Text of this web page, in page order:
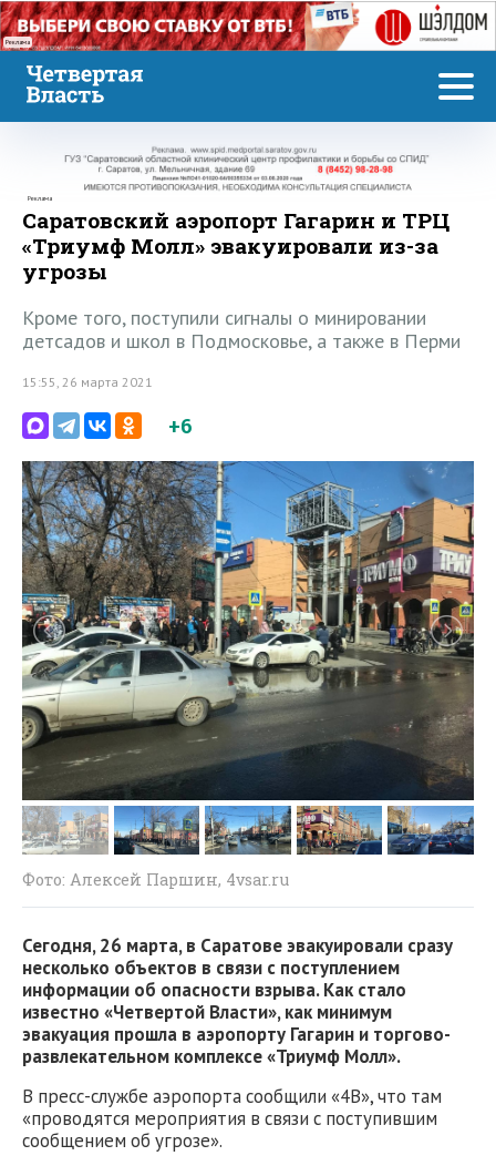
Реклама
Реклама
Саратовский аэропорт Гагарин и ТРЦ
«Триумф Молл» эвакуировали из-за
угрозы
Кроме того, поступили сигналы о минировании
детсадов и школ в Подмосковье, а также в Перми
15:55, 26 марта 2021
+6
Фото: Алексей Паршин, 4vsar.ru
Сегодня, 26 марта, в Саратове эвакуировали сразу
несколько объектов в связи с поступлением
информации об опасности взрыва. Как стало
известно «Четвертой Власти», как минимум
эвакуация прошла в аэропорту Гагарин и торгово-
развлекательном комплексе «Триумф Молл».
В пресс-службе аэропорта сообщили «4В», что там
«проводятся мероприятия в связи с поступившим
сообщением об угрозе».